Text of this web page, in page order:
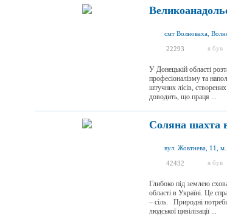
22293 я був
У Донецькій області
професіоналізму та
штучних лісів,
доводить, що праця ...
Соляна шахта
вул. Жовтнева, 11, м.
42432 я був
Глибоко під землею
області в Україні. Це
– сіль. Природні
людської цивілізації ...